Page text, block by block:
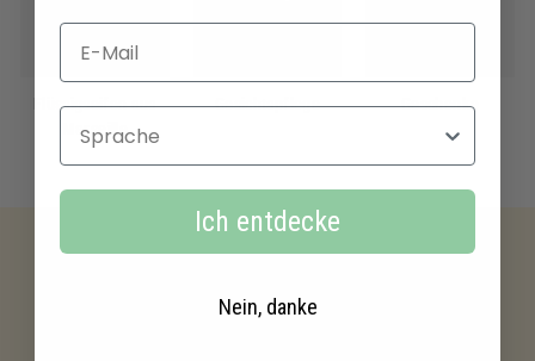
Flüssigseifen aus
Marseille
Gesichtspflege Geschenke
Sprache
Ich entdecke
Nein, danke